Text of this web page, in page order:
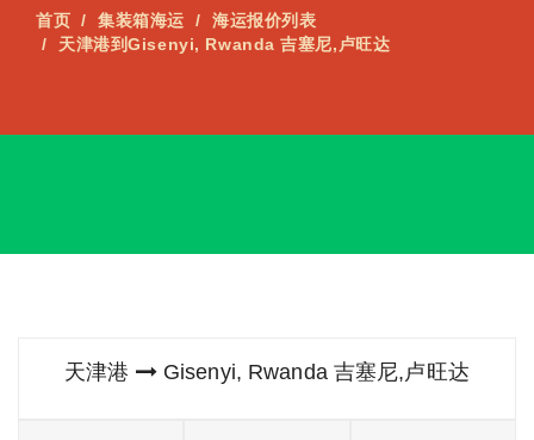
首页 集装箱海运
海运报价列表
天津港到Gisenyi, Rwanda 吉塞尼,卢旺达
天津港 Gisenyi, Rwanda 吉塞尼,卢旺达